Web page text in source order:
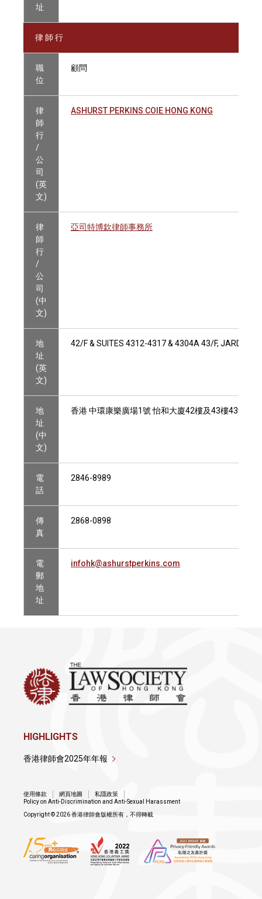
址
律 師 行
職
位
顧問
律
師
行
/
公
司
(英
文)
ASHURST PERKINS COIE HONG KONG
律
師
行
/
公
司
(中
文)
亞司特博欽律師事務所
地
址
(英
文)
42/F & SUITES 4312-4317 & 4304A 43/F, JARDINE
地
址
(中
文)
香港 中環康樂廣場1號 怡和大廈42樓及43樓4304A
電
話
2846-8989
傳
真
2868-0898
電
郵
地
址
infohk@ashurstperkins.com
HIGHLIGHTS
香港律師會2025年年報
使用條款 網頁地圖
私隱政策
Policy on Anti-Discrimination and Anti-Sexual Harassment
Copyright © 2026 香港律師會版權所有，不得轉載